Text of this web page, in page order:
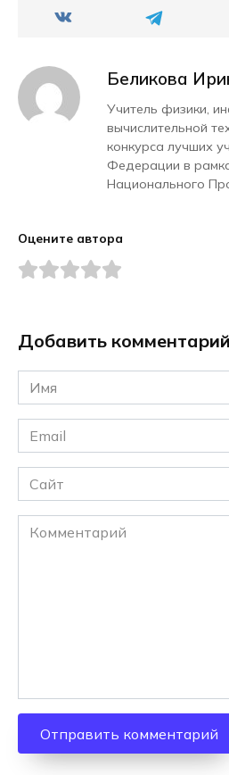
Беликова
Учитель физики,
вычислительной
конкурса лучших
Федерации в
Национального
Оцените автора
Добавить комментарий
Имя
*
Email
*
Сайт
Комментарий